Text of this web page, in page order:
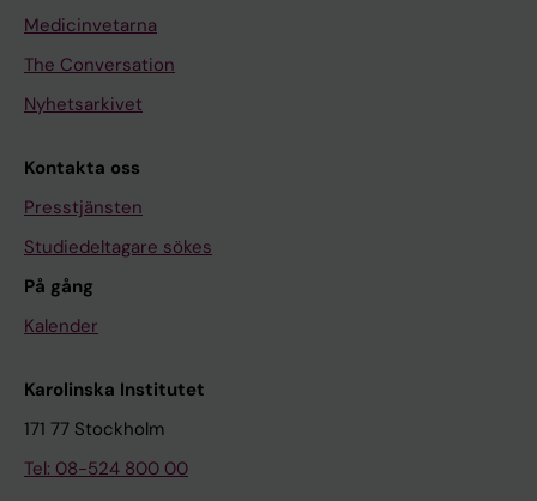
Medicinvetarna
The Conversation
Nyhetsarkivet
Kontakta oss
Presstjänsten
Studiedeltagare sökes
På gång
Kalender
Karolinska Institutet
171 77 Stockholm
Tel: 08-524 800 00